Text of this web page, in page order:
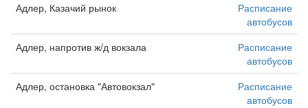
Адлер, Казачий рынок
Расписание
автобусов
Адлер, напротив ж/д вокзала
Расписание
автобусов
Адлер, остановка "Автовокзал"
Расписание
автобусов